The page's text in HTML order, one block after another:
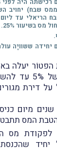
ממס שבח) יחויב
בשיעור 25%.
יחידה ששוויָה
יעלה
ארבע שנים
דירת
מיום
המס
3% על יחיד